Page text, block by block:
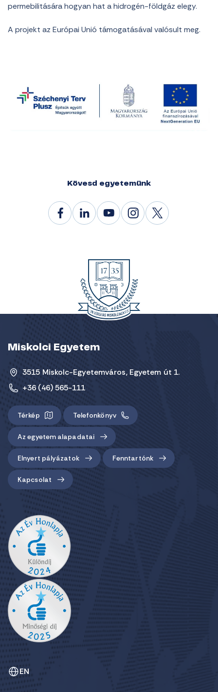
permebilitására hogyan hat a hidrogén-földgáz elegy.
A projekt az Európai Unió támogatásával valósult meg.
Kövesd egyetemünk
Miskolci Egyetem
3515 Miskolc-Egyetemváros, Egyetem út 1.
+36 (46) 565-111
Térkép Telefonkönyv
Az egyetem alapadatai
Elnyert pályázatok Fenntartónk
Kapcsolat
EN